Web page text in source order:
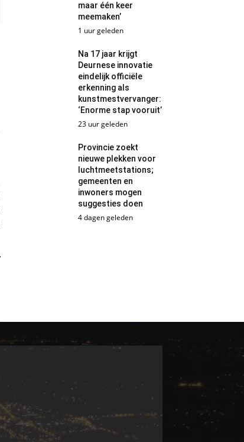
maar één keer
meemaken’
1 uur geleden
Na 17 jaar krijgt
Deurnese innovatie
eindelijk officiële
erkenning als
kunstmestvervanger:
‘Enorme stap vooruit’
23 uur geleden
Provincie zoekt
nieuwe plekken voor
luchtmeetstations;
gemeenten en
inwoners mogen
suggesties doen
4 dagen geleden